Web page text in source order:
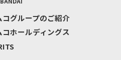
グループのご紹介
ホールディングス